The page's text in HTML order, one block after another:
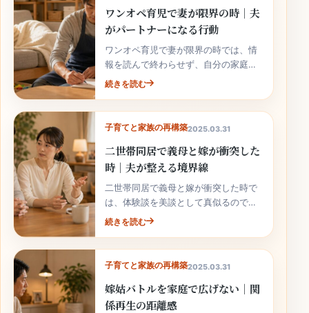
ワンオペ育児で妻が限界の時｜夫
がパートナーになる行動
ワンオペ育児で妻が限界の時では、情
報を読んで終わらせず、自分の家庭の
事実と次の行動へ落とし込むことが大
続きを読む
子育てと家族の再構築2025.03.31
二世帯同居で義母と嫁が衝突した
時｜夫が整える境界線
二世帯同居で義母と嫁が衝突した時で
は、体験談を美談として真似るのでは
なく、自分の家庭で安全に使える行動
続きを読む
子育てと家族の再構築2025.03.31
嫁姑バトルを家庭で広げない｜関
係再生の距離感